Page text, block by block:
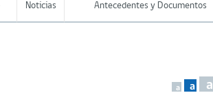
Noticias Antecedentes y Documentos
a a a